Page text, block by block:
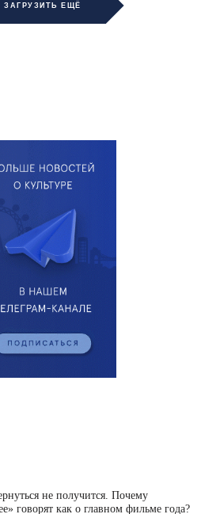
ЗАГРУЗИТЬ ЕЩЁ
не получится. Почему
говорят как о главном фильме года?